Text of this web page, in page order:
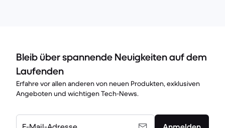
Bleib über spannende Neuigkeiten auf dem
Laufenden
Erfahre vor allen anderen von neuen Produkten, exklusiven
Angeboten und wichtigen Tech-News.